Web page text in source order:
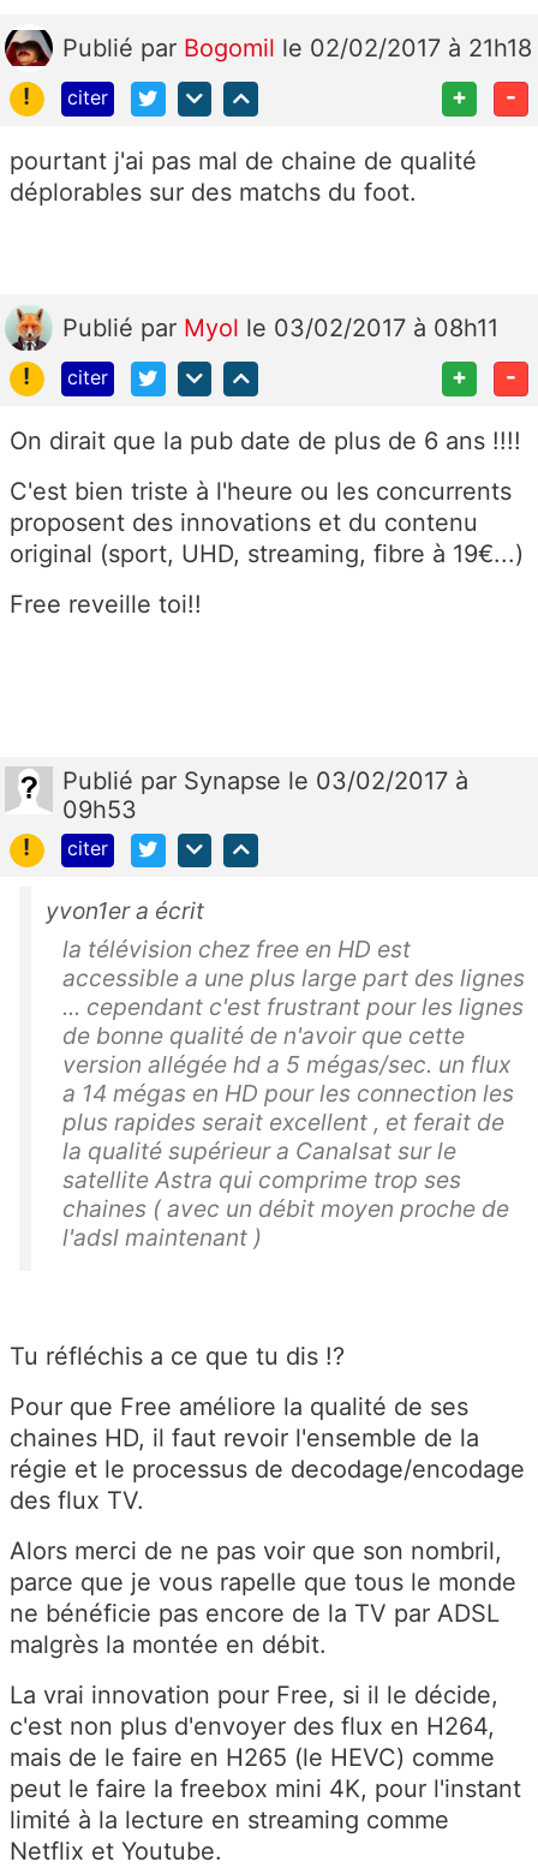
Publié par Bogomil le 02/02/2017 à 21h18
!
citer + -
pourtant j'ai pas mal de chaine de qualité
déplorables sur des matchs du foot.
Publié par Myol le 03/02/2017 à 08h11
!
citer + -
On dirait que la pub date de plus de 6 ans !!!!
C'est bien triste à l'heure ou les concurrents
proposent des innovations et du contenu
original (sport, UHD, streaming, fibre à 19€...)
Free reveille toi!!
Publié par Synapse le 03/02/2017 à
09h53
!
citer
yvon1er a écrit
la télévision chez free en HD est
accessible a une plus large part des lignes
... cependant c'est frustrant pour les lignes
de bonne qualité de n'avoir que cette
version allégée hd a 5 mégas/sec. un flux
a 14 mégas en HD pour les connection les
plus rapides serait excellent , et ferait de
la qualité supérieur a Canalsat sur le
satellite Astra qui comprime trop ses
chaines ( avec un débit moyen proche de
l'adsl maintenant )
Tu réfléchis a ce que tu dis !?
Pour que Free améliore la qualité de ses
chaines HD, il faut revoir l'ensemble de la
régie et le processus de decodage/encodage
des flux TV.
Alors merci de ne pas voir que son nombril,
parce que je vous rapelle que tous le monde
ne bénéficie pas encore de la TV par ADSL
malgrès la montée en débit.
La vrai innovation pour Free, si il le décide,
c'est non plus d'envoyer des flux en H264,
mais de le faire en H265 (le HEVC) comme
peut le faire la freebox mini 4K, pour l'instant
limité à la lecture en streaming comme
Netflix et Youtube.